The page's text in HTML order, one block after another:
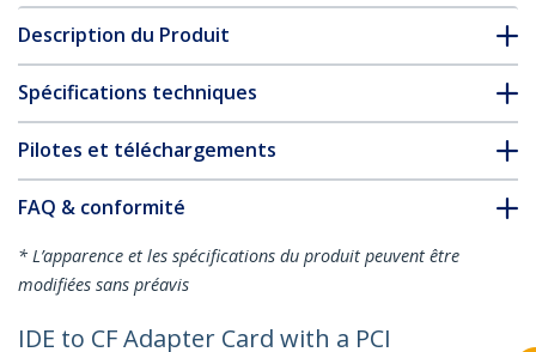
Description du Produit
Spécifications techniques
Pilotes et téléchargements
FAQ & conformité
* L’apparence et les spécifications du produit peuvent être
modifiées sans préavis
IDE to CF Adapter Card with a PCI